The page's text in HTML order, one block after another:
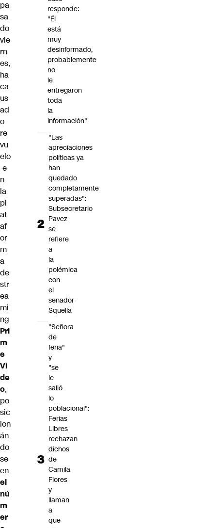
pa
sa
do
vie
rn
es,
ha
ca
us
ad
o
re
vu
elo
e
n
la
pl
at
af
or
m
a
de
str
ea
mi
ng
Pri
m
e
Vi
de
o,
po
sic
ion
án
do
se
en
el
nú
m
er
responde:
"Él
está
muy
desinformado,
probablemente
no
le
entregaron
toda
la
información"
"Las
apreciaciones
políticas ya
han
quedado
completamente
superadas":
Subsecretario
Pavez
se
refiere
a
la
polémica
con
el
senador
Squella
"Señora
de
feria"
y
"se
le
salió
lo
poblacional":
Ferias
Libres
rechazan
dichos
de
Camila
Flores
y
llaman
a
que